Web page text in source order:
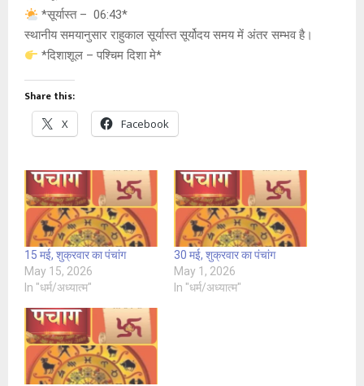
*सूर्यास्त – 06:43*
स्थानीय समयानुसार राहुकाल सूर्यास्त सूर्योदय समय में अंतर सम्भव है।
*दिशाशूल – पश्चिम दिशा मे*
Share this:
X Facebook
15 मई, शुक्रवार का पंचांग
May 15, 2026
In "धर्म/अध्यात्म"
30 मई, शुक्रवार का पंचांग
May 1, 2026
In "धर्म/अध्यात्म"